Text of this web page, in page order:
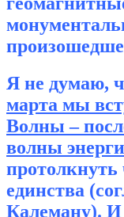
Я не думаю,
марта мы
Волны –
волны
протолкнуть
единства
Калеману).